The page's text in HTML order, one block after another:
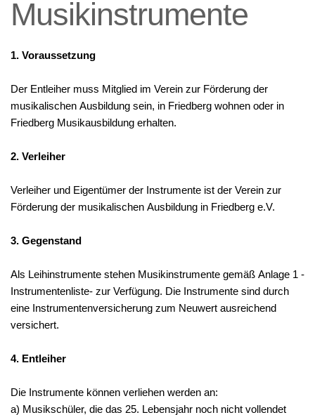
Musikinstrumente
1. Voraussetzung
Der Entleiher muss Mitglied im Verein zur Förderung der
musikalischen Ausbildung sein, in Friedberg wohnen oder in
Friedberg Musikausbildung erhalten.
2. Verleiher
Verleiher und Eigentümer der Instrumente ist der Verein zur
Förderung der musikalischen Ausbildung in Friedberg e.V.
3. Gegenstand
Als Leihinstrumente stehen Musikinstrumente gemäß Anlage 1 -
Instrumentenliste- zur Verfügung. Die Instrumente sind durch
eine Instrumentenversicherung zum Neuwert ausreichend
versichert.
4. Entleiher
Die Instrumente können verliehen werden an:
a) Musikschüler, die das 25. Lebensjahr noch nicht vollendet